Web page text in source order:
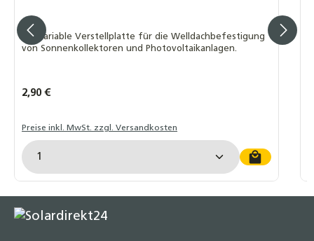
Die variable Verstellplatte für die Welldachbefestigung
von Sonnenkollektoren und Photovoltaikanlagen.
Regulärer Preis:
2,90 €
Preise inkl. MwSt. zzgl. Versandkosten
Produkt Anzahl: Gib den gewünschten Wert